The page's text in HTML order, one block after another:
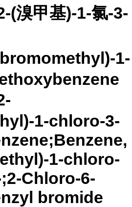
(溴甲基)-1-氯-3-
1-
1-chloro-3-
1-chloro-
Chloro-6-
bromide